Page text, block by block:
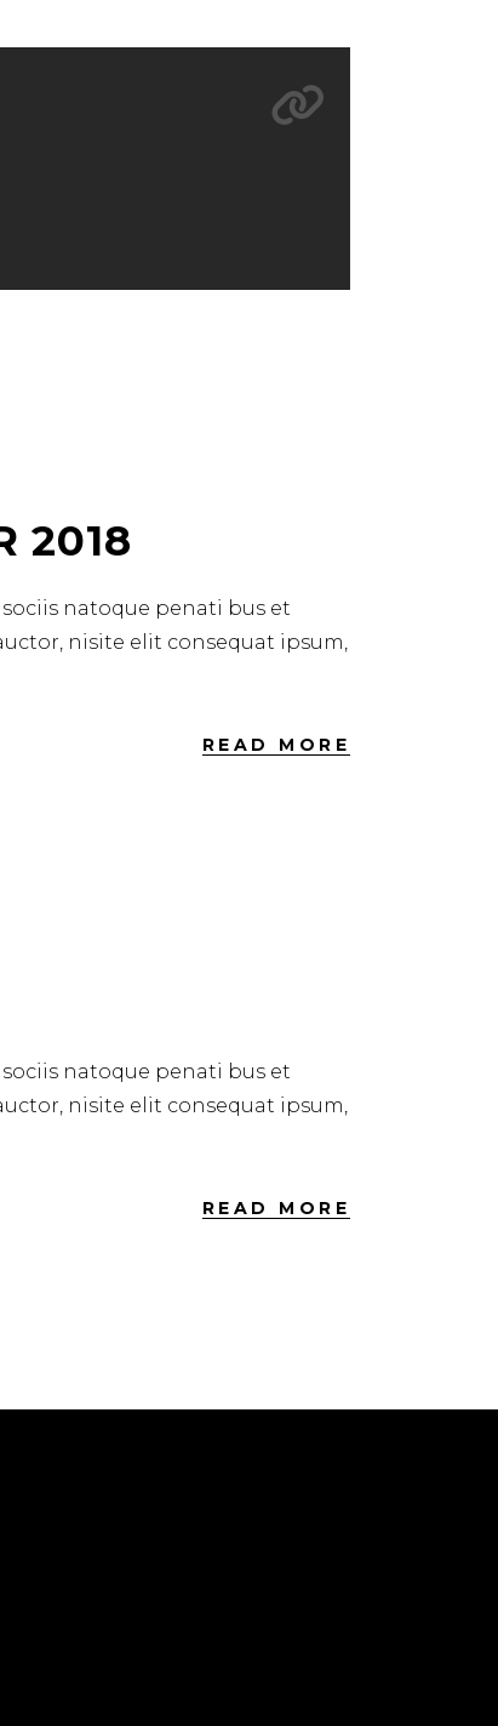
2018
natoque penati bus et
nisite elit consequat ipsum,
READ MORE
natoque penati bus et
nisite elit consequat ipsum,
READ MORE